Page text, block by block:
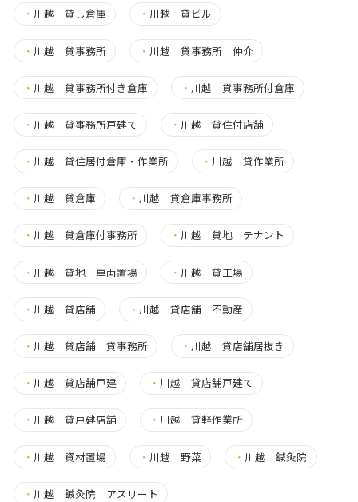
・ 川越 貸し倉庫 ・ 川越 貸ビル
・ 川越 貸事務所 ・ 川越 貸事務所 仲介
・ 川越 貸事務所付き倉庫 ・ 川越 貸事務所付倉庫
・ 川越 貸事務所戸建て ・ 川越 貸住付店舗
・ 川越 貸住居付倉庫・作業所 ・ 川越 貸作業所
・ 川越 貸倉庫 ・ 川越 貸倉庫事務所
・ 川越 貸倉庫付事務所 ・ 川越 貸地 テナント
・ 川越 貸地 車両置場 ・ 川越 貸工場
・ 川越 貸店舗 ・ 川越 貸店舗 不動産
・ 川越 貸店舗 貸事務所 ・ 川越 貸店舗居抜き
・ 川越 貸店舗戸建 ・ 川越 貸店舗戸建て
・ 川越 貸戸建店舗 ・ 川越 貸軽作業所
・ 川越 資材置場 ・ 川越 野菜 ・ 川越 鍼灸院
・ 川越 鍼灸院 アスリート